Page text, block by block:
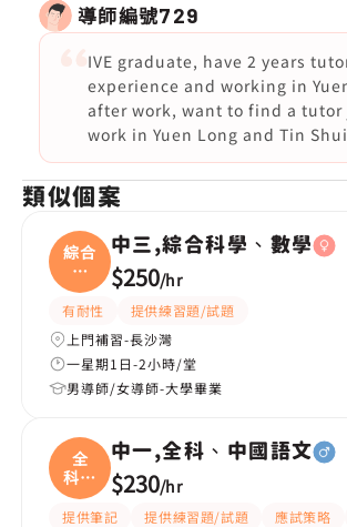
導師編號729
IVE graduate, have 2 years
experience and working in
after work, want to find a tutor
work in Yuen Long and Tin
類似個案
綜合
科
學、
中三,綜合科學、數學
$250/hr
有耐性
提供練習題/試題
上門補習-長沙灣
一星期1日-2小時/堂
男導師/女導師-大學畢業
全
科、
中國
中一,全科、中國語文
$230/hr
提供筆記 提供練習題/試題 應試策略